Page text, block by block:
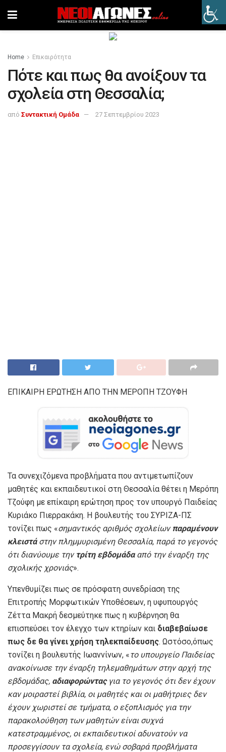
Home Επικαιρότητα
Πότε και πως θα ανοίξουν τα
σχολεία στη Θεσσαλία;
από Συντακτική Ομάδα 27 Σεπτεμβρίου 2023
ΕΠΙΚΑΙΡΗ ΕΡΩΤΗΣΗ ΑΠΟ ΤΗΝ ΜΕΡΟΠΗ ΤΖΟΥΦΗ
Τα συνεχιζόμενα προβλήματα που αντιμετωπίζουν
μαθητές και εκπαιδευτικοί στη Θεσσαλία θέτει η Μερόπη
Τζούφη με επίκαιρη ερώτηση προς τον υπουργό Παιδείας
Κυριάκο Πιερρακάκη. Η βουλευτής του ΣΥΡΙΖΑ-ΠΣ
τονίζει πως «σημαντικός αριθμός σχολείων παραμένουν
κλειστάστην πλημμυρισμένη Θεσσαλία, παρά το γεγονός
ότι διανύουμε την τρίτη εβδομάδααπό την έναρξη της
σχολικής χρονιάς».
Υπενθυμίζει πως σε πρόσφατη συνεδρίαση της
Επιτροπής Μορφωτικών Υποθέσεων, η υφυπουργός
Ζέττα Μακρή δεσμεύτηκε πως η κυβέρνηση θα
επισπεύσει τον έλεγχο των κτηρίων και διαβεβαίωσε
πως δε θα γίνει χρήση τηλεκπαίδευσης. Ωστόσο,όπως
τονίζει η βουλευτής Ιωαννίνων, «το υπουργείο Παιδείας
ανακοίνωσε την έναρξη τηλεμαθημάτων στην αρχή της
εβδομάδας, αδιαφορώνταςγια το γεγονός ότι δεν έχουν
καν μοιραστεί βιβλία, οι μαθητές και οι μαθήτριες δεν
έχουν χωριστεί σε τμήματα, ο εξοπλισμός για την
παρακολούθηση των μαθητών είναι συχνά
κατεστραμμένος, οι εκπαιδευτικοί αδυνατούν να
προσεγγίσουν τα σχολεία, ενώ σοβαρά προβλήματα